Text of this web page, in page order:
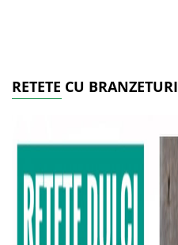
RETETE CU BRANZETURI